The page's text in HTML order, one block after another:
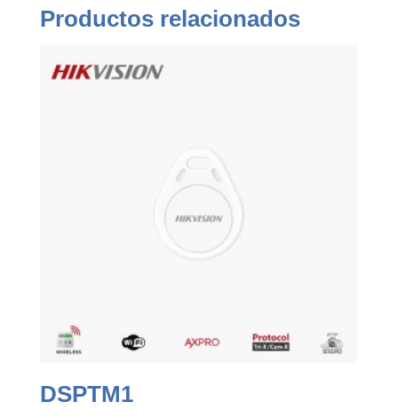
Productos relacionados
DSPTM1